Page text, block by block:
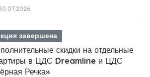
завершена
скидки на отдельные
в ЦДС Dreamline и ЦДС
Речка»